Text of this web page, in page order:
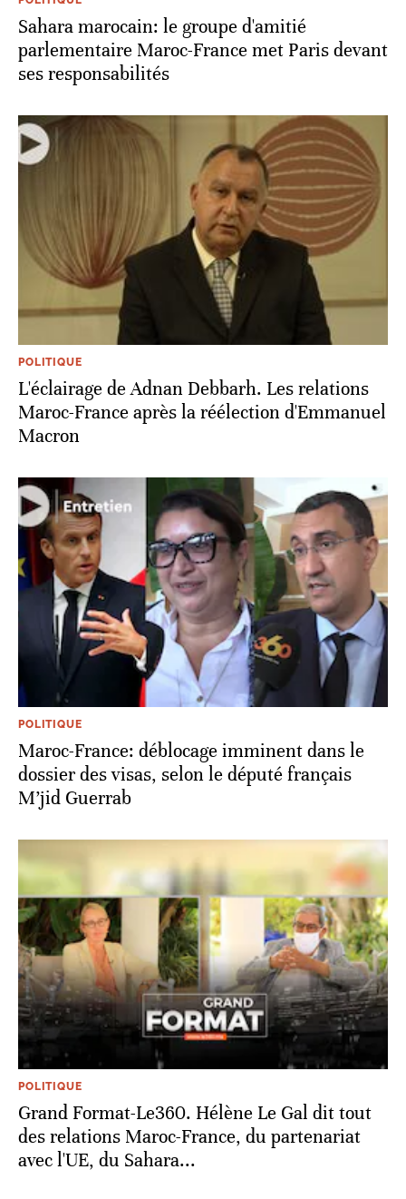
Sahara marocain: le groupe d'amitié
parlementaire Maroc-France met Paris devant
ses responsabilités
POLITIQUE
L'éclairage de Adnan Debbarh. Les relations
Maroc-France après la réélection d'Emmanuel
Macron
POLITIQUE
Maroc-France: déblocage imminent dans le
dossier des visas, selon le député français
M’jid Guerrab
POLITIQUE
Grand Format-Le360. Hélène Le Gal dit tout
des relations Maroc-France, du partenariat
avec l'UE, du Sahara...